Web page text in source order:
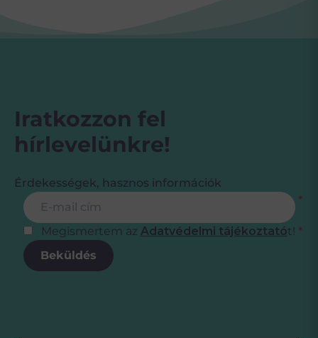
Iratkozzon fel
hírlevelünkre!
Érdekességek, hasznos információk
Feliratkozás
E-mail cím *
*
Megismertem az Adatvédelmi tájékoztatót!
Beküldés